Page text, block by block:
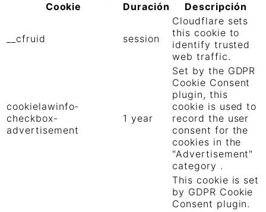
Cookie
Duración Descripción
__cfruid session
Cloudflare sets
this cookie to
identify trusted
web traffic.
cookielawinfo-
checkbox-
advertisement
1 year
Set by the GDPR
Cookie Consent
plugin, this
cookie is used to
record the user
consent for the
cookies in the
"Advertisement"
category .
This cookie is set
by GDPR Cookie
Consent plugin.